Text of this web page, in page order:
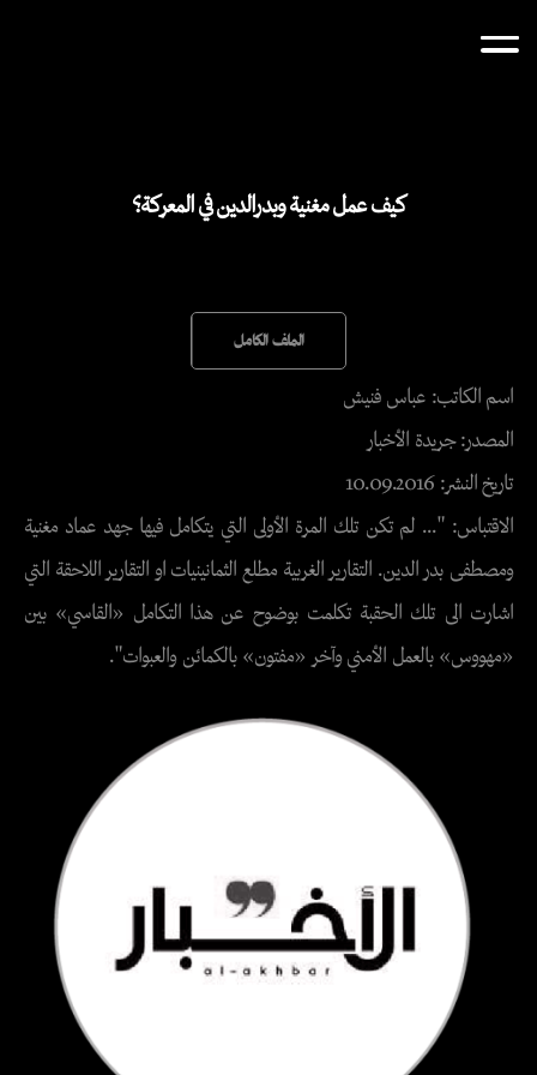
كيف عمل مغنية وبدرالدين في المعركة؟
الملف الكامل
اسم الكاتب: عباس فنيش
المصدر: جريدة الأخبار
تاريخ النشر: 10.09.2016
الاقتباس: "... لم تكن تلك المرة الأولى التي يتكامل فيها جهد عماد مغنية
ومصطفى بدر الدين. التقارير الغربية مطلع الثمانينيات او التقارير اللاحقة التي
اشارت الى تلك الحقبة تكلمت بوضوح عن هذا التكامل «القاسي» بين
«مهووس» بالعمل الأمني وآخر «مفتون» بالكمائن والعبوات".